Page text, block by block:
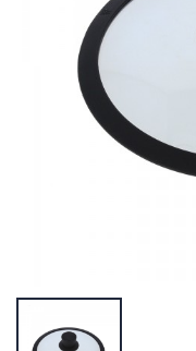
Cacerola
al.fund.premium
alta piedra 20
recio S
recio abitual
Cacerola
al.fund.premium
alta piedra 24